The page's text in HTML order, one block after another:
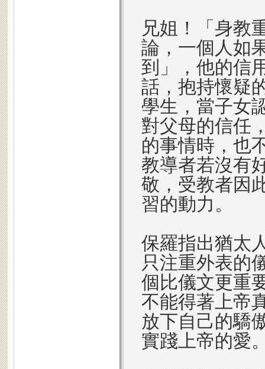
兄姐！「身教
論，一個人如
到」，他的信
話，抱持懷疑
學生，當子女
對父母的信任
的事情時，也
教導者若沒有
敬，受教者因
習的動力。
保羅指出猶太
只注重外表的
個比儀文更重
不能得著上帝
放下自己的驕
實踐上帝的愛